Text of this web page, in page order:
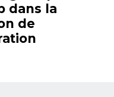
dans la
de